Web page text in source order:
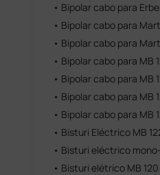
• Bipolar cabo para
• Bipolar cabo para
• Bipolar cabo para
• Bipolar cabo para MB
• Bipolar cabo para MB
• Bipolar cabo para MB
• Bipolar cabo para MB
• Bisturi
• Bisturi elétrico MB